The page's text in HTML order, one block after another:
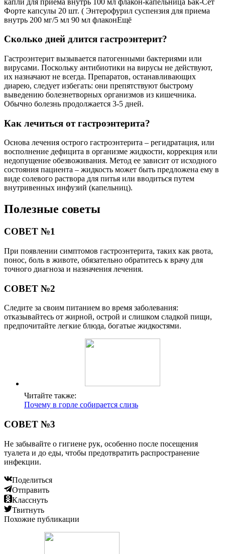
Форте капсулы 20 шт. ( Энтерофурил суспензия для приема
внутрь 200 мг/5 мл 90 мл флаконЕщё
Сколько дней длится гастроэнтерит?
Гастроэнтерит вызывается патогенными бактериями или
вирусами. Поскольку антибиотики на вирусы не действуют,
их назначают не всегда. Препаратов, останавливающих
диарею, следует избегать: они препятствуют быстрому
выведению болезнетворных организмов из кишечника.
Обычно болезнь продолжается 3-5 дней.
Как лечиться от гастроэнтерита?
Основа лечения острого гастроэнтерита – регидратация, или
восполнение дефицита в организме жидкости, коррекция или
недопущение обезвоживания. Метод ее зависит от исходного
состояния пациента – жидкость может быть предложена ему в
виде солевого раствора для питья или вводиться путем
внутривенных инфузий (капельниц).
Полезные советы
СОВЕТ №1
При появлении симптомов гастроэнтерита, таких как рвота,
понос, боль в животе, обязательно обратитесь к врачу для
точного диагноза и назначения лечения.
СОВЕТ №2
Следите за своим питанием во время заболевания:
отказывайтесь от жирной, острой и слишком сладкой пищи,
предпочитайте легкие блюда, богатые жидкостями.
Читайте также:
Почему в горле собирается слизь
СОВЕТ №3
Не забывайте о гигиене рук, особенно после посещения
туалета и до еды, чтобы предотвратить распространение
инфекции.
Поделиться
Отправить
Класснуть
Твитнуть
Похожие публикации